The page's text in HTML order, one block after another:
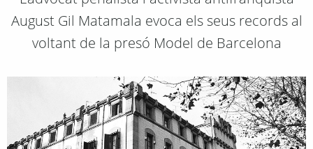
August Gil Matamala evoca els seus records al
voltant de la presó Model de Barcelona